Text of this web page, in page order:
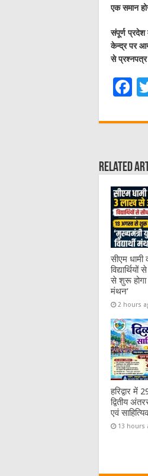
एक समान
संपूर्ण प्रदेश
केन्द्र पर
से प्रश्नपत्र
F
c
b
o
o
k
Related
सीएम
से शुरू होगा
मंथन’
2 hours
हरिद्वार में
द्वितीय
एवं
13 hours